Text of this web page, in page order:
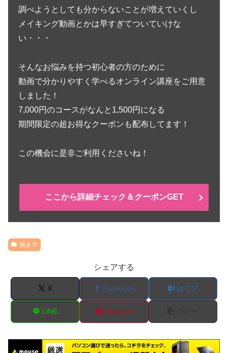
調べようとしても分からないことが増えていくし
メイキング動画とかは早すぎてついていけな
い・・・
そんなお悩みを持つ初心者の方のために
動画で分かりやすく学べるオンライン講座をご用意
しました！
7,000円のコースがなんと1,500円になる
期間限定の超お得なクーポンも配布してます！
この機会に是非ご利用くださいね！
ここから詳細チェック＆クーポンGET
描き方
シェアする
X Facebook はてブ
LINE Pinterest